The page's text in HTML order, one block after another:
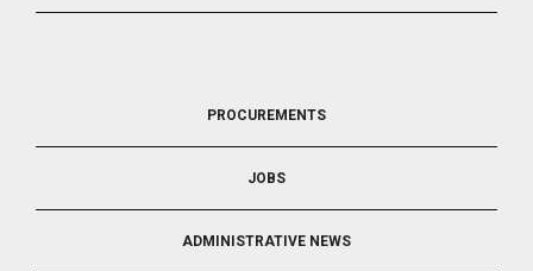
PROCUREMENTS
JOBS
ADMINISTRATIVE NEWS